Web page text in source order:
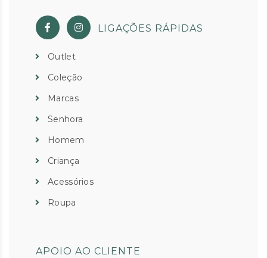
LIGAÇÕES RÁPIDAS
Outlet
Coleção
Marcas
Senhora
Homem
Criança
Acessórios
Roupa
APOIO AO CLIENTE